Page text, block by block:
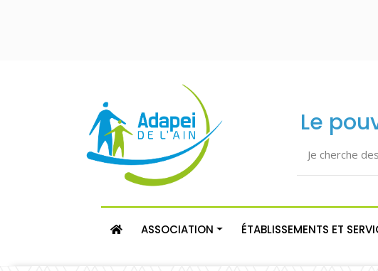
Le
ASSOCIATION ÉTABLISSEMENTS ET